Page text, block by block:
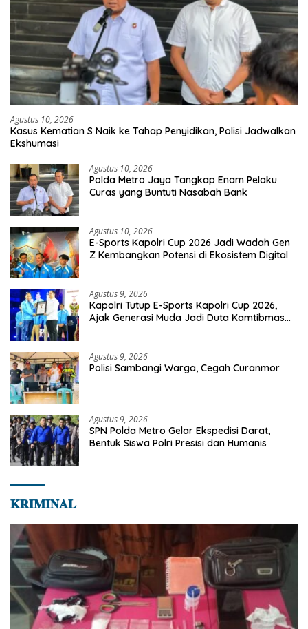
Agustus 10, 2026
Kasus Kematian S Naik ke Tahap Penyidikan, Polisi Jadwalkan
Ekshumasi
Agustus 10, 2026
Polda Metro Jaya Tangkap Enam Pelaku
Curas yang Buntuti Nasabah Bank
Agustus 10, 2026
E-Sports Kapolri Cup 2026 Jadi Wadah Gen
Z Kembangkan Potensi di Ekosistem Digital
Agustus 9, 2026
Kapolri Tutup E-Sports Kapolri Cup 2026,
Ajak Generasi Muda Jadi Duta Kamtibmas
Agustus 9, 2026
Polisi Sambangi Warga, Cegah Curanmor
Agustus 9, 2026
SPN Polda Metro Gelar Ekspedisi Darat,
Bentuk Siswa Polri Presisi dan Humanis
𝐊𝐑𝐈𝐌𝐈𝐍𝐀𝐋